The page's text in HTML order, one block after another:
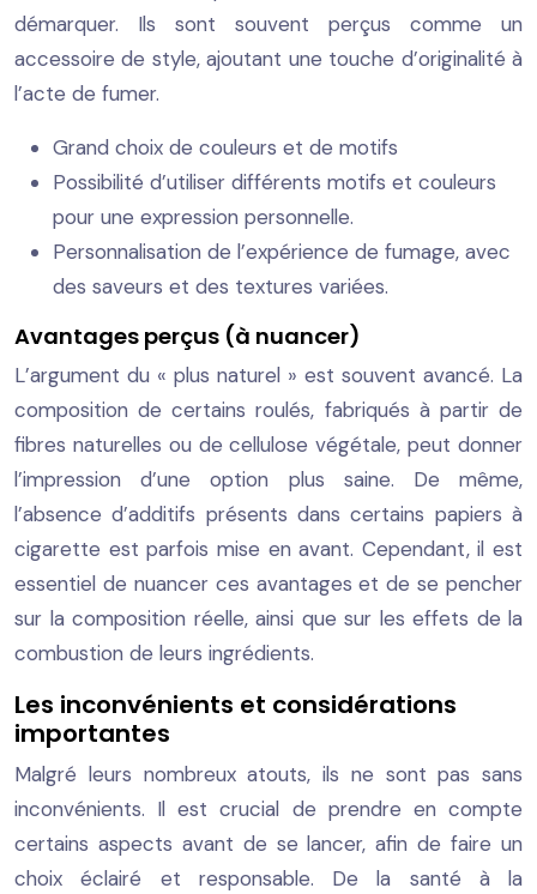
démarquer. Ils sont souvent perçus comme un
accessoire de style, ajoutant une touche d’originalité à
l’acte de fumer.
Grand choix de couleurs et de motifs
Possibilité d’utiliser différents motifs et couleurs
pour une expression personnelle.
Personnalisation de l’expérience de fumage, avec
des saveurs et des textures variées.
Avantages perçus (à nuancer)
L’argument du « plus naturel » est souvent avancé. La
composition de certains roulés, fabriqués à partir de
fibres naturelles ou de cellulose végétale, peut donner
l’impression d’une option plus saine. De même,
l’absence d’additifs présents dans certains papiers à
cigarette est parfois mise en avant. Cependant, il est
essentiel de nuancer ces avantages et de se pencher
sur la composition réelle, ainsi que sur les effets de la
combustion de leurs ingrédients.
Les inconvénients et considérations
importantes
Malgré leurs nombreux atouts, ils ne sont pas sans
inconvénients. Il est crucial de prendre en compte
certains aspects avant de se lancer, afin de faire un
choix éclairé et responsable. De la santé à la